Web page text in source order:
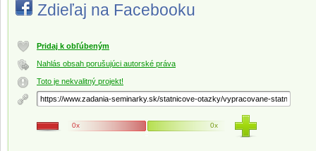
Zdieľaj na Facebooku
Pridaj k obľúbeným
Nahlás obsah porušujúci autorské práva
Toto je nekvalitný projekt!
0x 0x